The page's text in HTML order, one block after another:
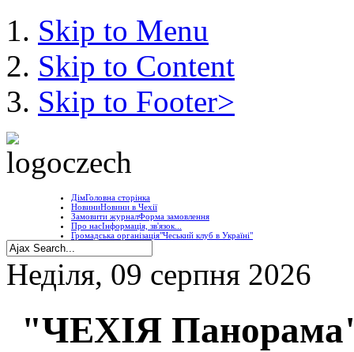
Skip to Menu
Skip to Content
Skip to Footer>
ДімГоловна сторінка
НовиниНовини в Чехії
Замовити журналФорма замовлення
Про насІнформація, зв'язок...
Громадська організація"Чеський клуб в Україні"
Неділя, 09 серпня 2026
"ЧЕХІЯ